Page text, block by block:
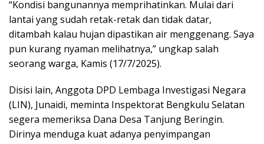
“Kondisi bangunannya memprihatinkan. Mulai dari
lantai yang sudah retak-retak dan tidak datar,
ditambah kalau hujan dipastikan air menggenang. Saya
pun kurang nyaman melihatnya,” ungkap salah
seorang warga, Kamis (17/7/2025).
Disisi lain, Anggota DPD Lembaga Investigasi Negara
(LIN), Junaidi, meminta Inspektorat Bengkulu Selatan
segera memeriksa Dana Desa Tanjung Beringin.
Dirinya menduga kuat adanya penyimpangan